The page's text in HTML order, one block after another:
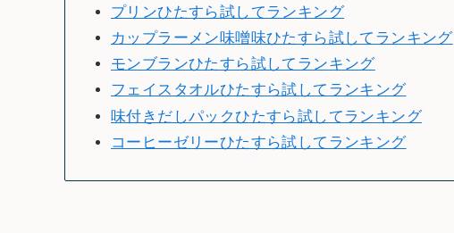
プリンひたすら試してランキング
カップラーメン味噌味ひたすら試してランキング
モンブランひたすら試してランキング
フェイスタオルひたすら試してランキング
味付きだしパックひたすら試してランキング
コーヒーゼリーひたすら試してランキング